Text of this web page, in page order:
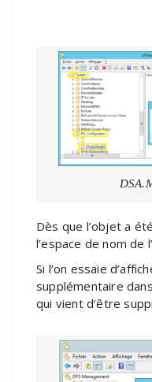
Dès que l’objet a
l’espace de nom de
Si l’on essaie
supplémentaire
qui vient d’être